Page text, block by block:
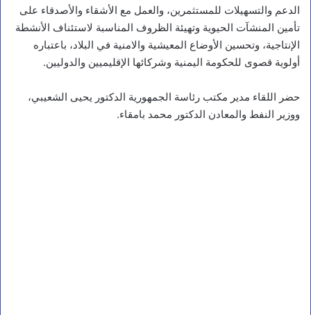
الدعم والتسهيلات للمستثمرين، والعمل مع الأشقاء والأصدقاء على
تأمين المنشآت الحيوية وتهيئة الظروف المناسبة لاستئناف الأنشطة
الإنتاجية، وتحسين الأوضاع المعيشية والامنية في البلاد، باعتباره
أولوية قصوى للحكومة اليمنية وشركائها الإقليميين والدوليين.
حضر اللقاء مدير مكتب رئاسة الجمهورية الدكتور يحيى الشعيبي،
ووزير النفط والمعادن الدكتور محمد بامقاء.